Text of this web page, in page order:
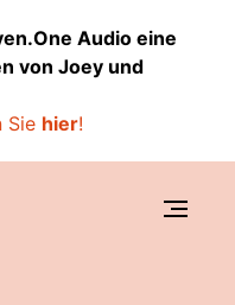
Audio eine
von Joey und
Sie hier!